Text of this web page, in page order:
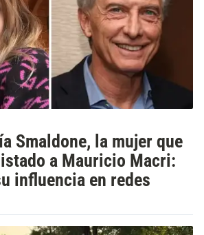
Smaldone, la mujer que
a Mauricio Macri:
influencia en redes